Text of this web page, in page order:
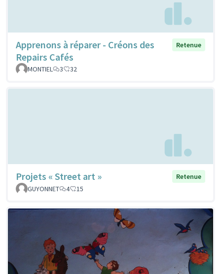
Apprenons à réparer - Créons des
Repairs Cafés
Retenue
MONTIEL 3 32
Projets « Street art »
Retenue
GUYONNET
4 15